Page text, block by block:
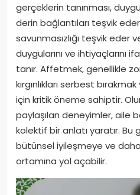
gerçeklerin tanınması,
derin bağlantıları teşvik
savunmasızlığı teşvik eder
duygularını ve ihtiyaçlarını
tanır. Affetmek, genellikle
kırgınlıkları serbest
için kritik öneme sahiptir.
paylaşılan deneyimler, aile
kolektif bir anlatı yaratır.
bütünsel iyileşmeye ve
ortamına yol açabilir.